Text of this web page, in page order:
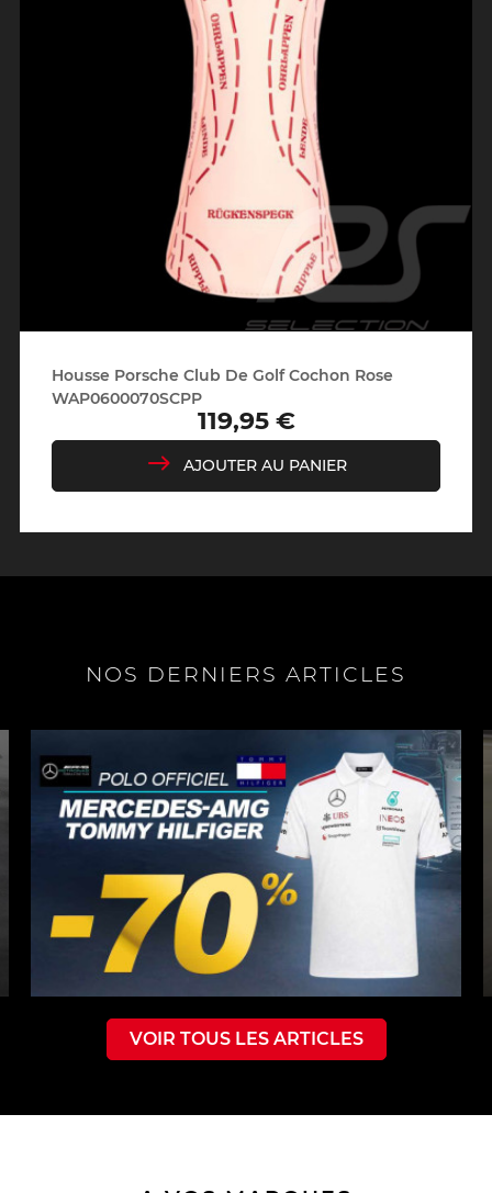
Housse Porsche Club De Golf Cochon Rose
WAP0600070SCPP
Prix
119,95 €
AJOUTER AU PANIER
NOS DERNIERS ARTICLES
VOIR TOUS LES ARTICLES